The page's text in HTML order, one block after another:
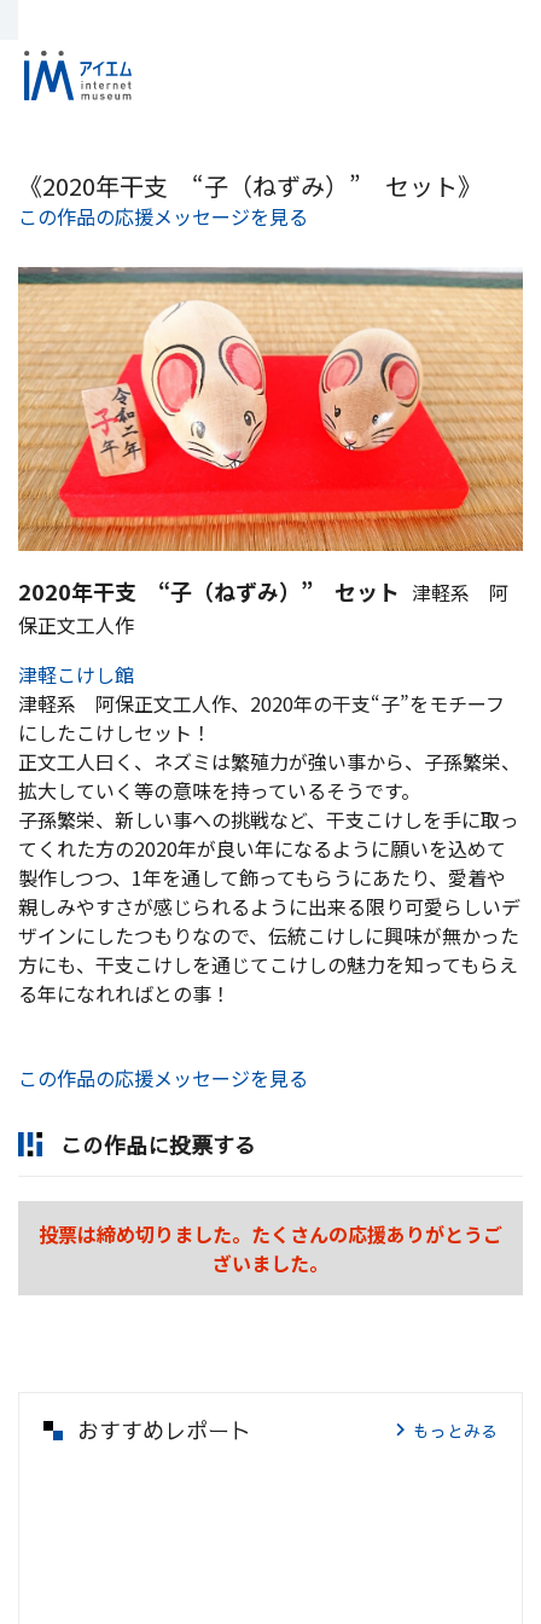
《2020年干支 “子（ねずみ）” セット》
この作品の応援メッセージを見る
2020年干支 “子（ねずみ）” セット 津軽系 阿
保正文工人作
津軽こけし館
津軽系 阿保正文工人作、2020年の干支“子”をモチーフ
にしたこけしセット！
正文工人曰く、ネズミは繁殖力が強い事から、子孫繁栄、
拡大していく等の意味を持っているそうです。
子孫繁栄、新しい事への挑戦など、干支こけしを手に取っ
てくれた方の2020年が良い年になるように願いを込めて
製作しつつ、1年を通して飾ってもらうにあたり、愛着や
親しみやすさが感じられるように出来る限り可愛らしいデ
ザインにしたつもりなので、伝統こけしに興味が無かった
方にも、干支こけしを通じてこけしの魅力を知ってもらえ
る年になれればとの事！
この作品の応援メッセージを見る
この作品に投票する
投票は締め切りました。たくさんの応援ありがとうご
ざいました。
おすすめレポート もっとみる